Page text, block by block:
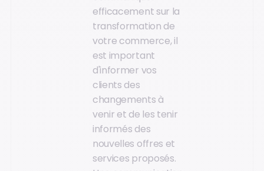
efficacement sur la
transformation de
votre commerce, il
est important
d'informer vos
clients des
changements à
venir et de les tenir
informés des
nouvelles offres et
services proposés.